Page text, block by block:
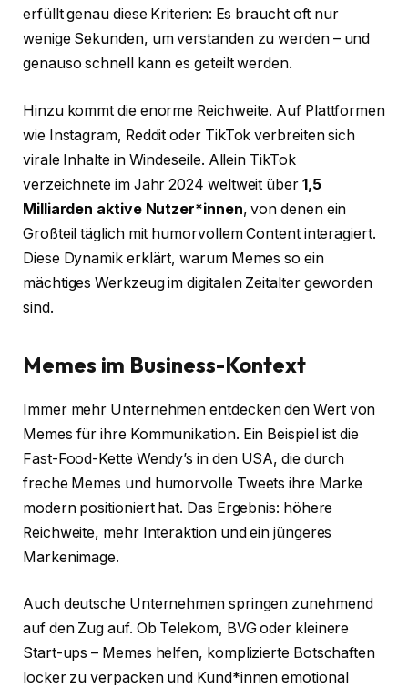
erfüllt genau diese Kriterien: Es braucht oft nur
wenige Sekunden, um verstanden zu werden – und
genauso schnell kann es geteilt werden.
Hinzu kommt die enorme Reichweite. Auf Plattformen
wie Instagram, Reddit oder TikTok verbreiten sich
virale Inhalte in Windeseile. Allein TikTok
verzeichnete im Jahr 2024 weltweit über 1,5
Milliarden aktive Nutzer*innen, von denen ein
Großteil täglich mit humorvollem Content interagiert.
Diese Dynamik erklärt, warum Memes so ein
mächtiges Werkzeug im digitalen Zeitalter geworden
sind.
Memes im Business-Kontext
Immer mehr Unternehmen entdecken den Wert von
Memes für ihre Kommunikation. Ein Beispiel ist die
Fast-Food-Kette Wendy’s in den USA, die durch
freche Memes und humorvolle Tweets ihre Marke
modern positioniert hat. Das Ergebnis: höhere
Reichweite, mehr Interaktion und ein jüngeres
Markenimage.
Auch deutsche Unternehmen springen zunehmend
auf den Zug auf. Ob Telekom, BVG oder kleinere
Start-ups – Memes helfen, komplizierte Botschaften
locker zu verpacken und Kund*innen emotional